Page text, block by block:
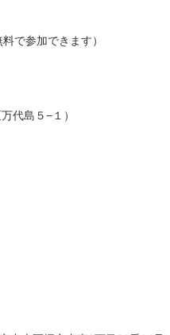
で参加できます）
代島５−１）